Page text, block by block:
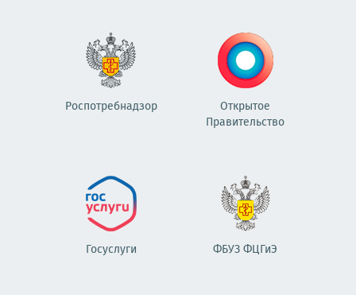
Роспотребнадзор
Открытое
Правительство
Госуслуги ФБУЗ ФЦГиЭ